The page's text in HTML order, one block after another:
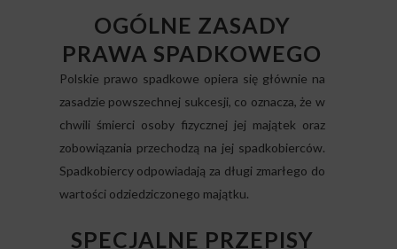
OGÓLNE ZASADY
PRAWA SPADKOWEGO
Polskie prawo spadkowe opiera się głównie na
zasadzie powszechnej sukcesji, co oznacza, że w
chwili śmierci osoby fizycznej jej majątek oraz
zobowiązania przechodzą na jej spadkobierców.
Spadkobiercy odpowiadają za długi zmarłego do
wartości odziedziczonego majątku.
SPECJALNE PRZEPISY